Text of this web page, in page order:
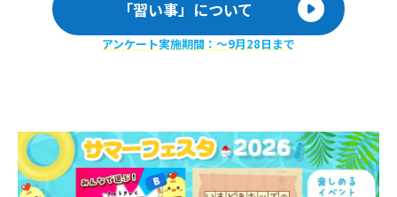
「習い事」について
アンケート実施期間：〜9月28日まで